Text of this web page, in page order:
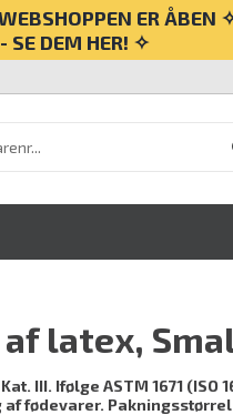
ER ÅBEN
SE DEM HER! ✧
latex,
III. Ifølge ASTM 1671
fødevarer.